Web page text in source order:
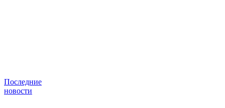
Последние
новости